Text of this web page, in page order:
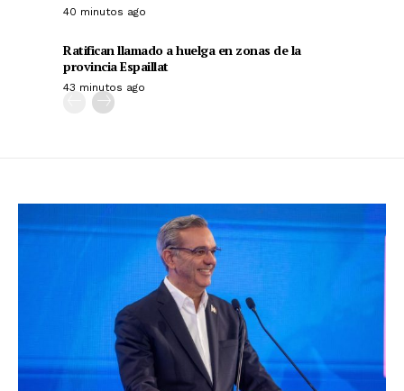
40 minutos ago
Ratifican llamado a huelga en zonas de la
provincia Espaillat
43 minutos ago